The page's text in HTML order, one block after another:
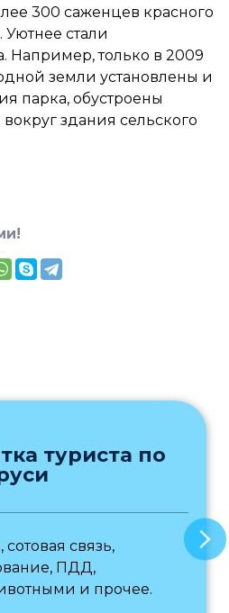
300 саженцев красного
Уютнее стали
Например, только в 2009
земли установлены и
парка, обустроены
здания сельского
туриста по
связь,
ПДД,
и прочее.